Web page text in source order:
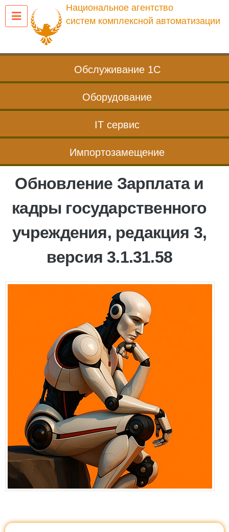
Перейти
содержанию
Национальное агентство
систем комплексной автоматизации
Обслуживание 1С
Оборудование
IT сервис
Импортозамещение
Обновление Зарплата и
кадры государственного
учреждения, редакция 3,
версия 3.1.31.58